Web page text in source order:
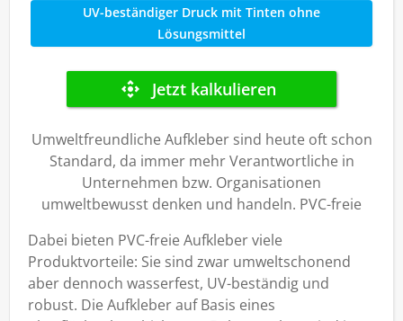
UV-beständiger Druck mit Tinten ohne
Lösungsmittel
Umweltfreundliche Aufkleber sind heute oft schon
Standard, da immer mehr Verantwortliche in
Unternehmen bzw. Organisationen
umweltbewusst denken und handeln. PVC-freie
Etikettierung ökologischer Produkte, bei
kurzfristigen Werbemaßnahmen wie etwa auf
Messen, bei der Gestaltung von Visitenkarten- und
Prospektaufklebern, bei XXL-Klebefolien für den
Dabei bieten PVC-freie Aufkleber viele
Produktvorteile: Sie sind zwar umweltschonend
aber dennoch wasserfest, UV-beständig und
robust. Die Aufkleber auf Basis eines